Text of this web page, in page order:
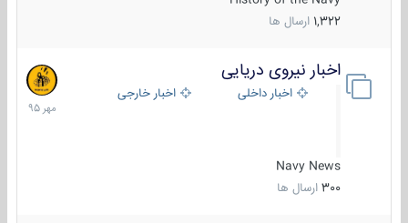
1,322 ارسال ها
اخبار نیروی دریایی
اخبار داخلی اخبار خارجی
Navy News
300 ارسال ها
27
مهر
1395